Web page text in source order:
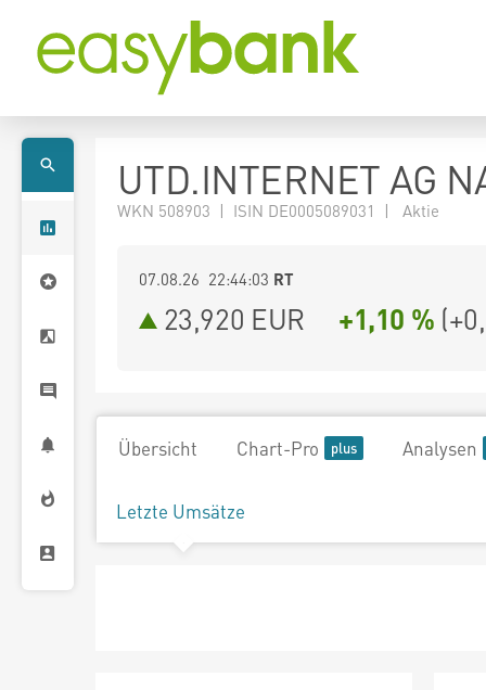
UTD.INTERNET AG
WKN 508903 | ISIN DE0005089031 | Aktie
07.08.26 22:44:03 RT
23,920 EUR +1,10 % (
Übersicht Chart-Pro Analysen
Letzte Umsätze